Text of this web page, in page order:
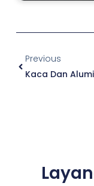
Previous
Kaca Dan